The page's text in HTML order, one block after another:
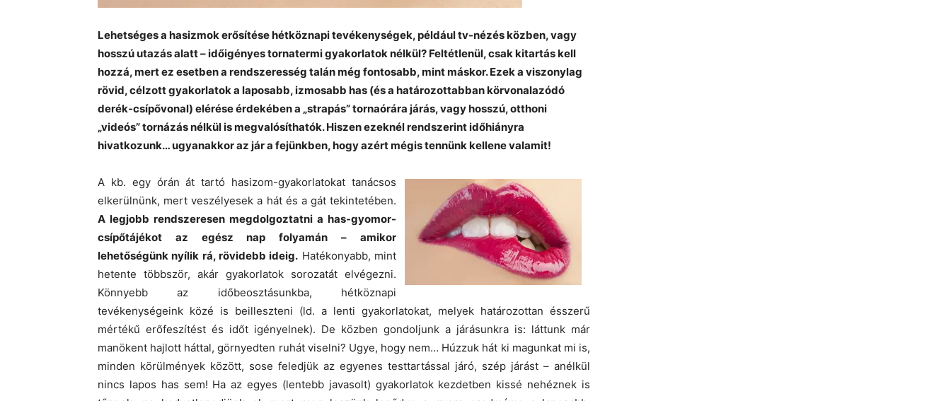
Lehetséges a hasizmok erősítése hétköznapi tevékenységek, például tv-nézés közben, vagy
hosszú utazás alatt – időigényes tornatermi gyakorlatok nélkül? Feltétlenül, csak kitartás kell
hozzá, mert ez esetben a rendszeresség talán még fontosabb, mint máskor. Ezek a viszonylag
rövid, célzott gyakorlatok a laposabb, izmosabb has (és a határozottabban körvonalazódó
derék-csípővonal) elérése érdekében a „strapás” tornaórára járás, vagy hosszú, otthoni
„videós” tornázás nélkül is megvalósíthatók. Hiszen ezeknél rendszerint időhiányra
hivatkozunk… ugyanakkor az jár a fejünkben, hogy azért mégis tennünk kellene valamit!
A kb. egy órán át tartó hasizom-gyakorlatokat tanácsos
elkerülnünk, mert veszélyesek a hát és a gát tekintetében.
A legjobb rendszeresen megdolgoztatni a has-gyomor-
csípőtájékot az egész nap folyamán – amikor
lehetőségünk nyílik rá, rövidebb ideig. Hatékonyabb, mint
hetente többször, akár gyakorlatok sorozatát elvégezni.
Könnyebb az időbeosztásunkba, hétköznapi
tevékenységeink közé is beilleszteni (ld. a lenti gyakorlatokat, melyek határozottan ésszerű
mértékű erőfeszítést és időt igényelnek). De közben gondoljunk a járásunkra is: láttunk már
manökent hajlott háttal, görnyedten ruhát viselni? Ugye, hogy nem… Húzzuk hát ki magunkat mi is,
minden körülmények között, sose feledjük az egyenes testtartással járó, szép járást – anélkül
nincs lapos has sem! Ha az egyes (lentebb javasolt) gyakorlatok kezdetben kissé nehéznek is